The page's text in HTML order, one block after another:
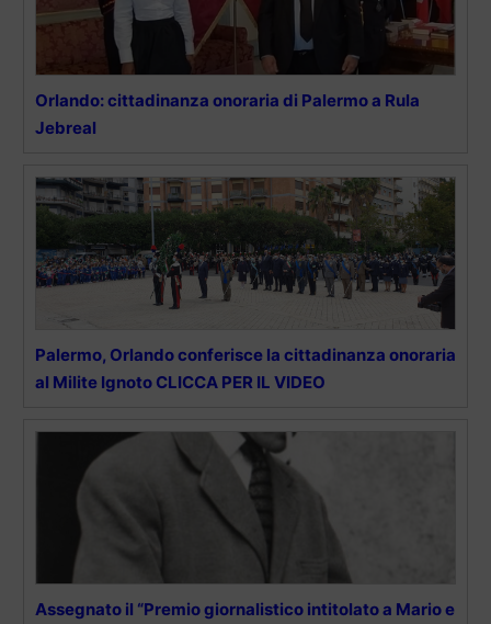
Orlando: cittadinanza onoraria di Palermo a Rula
Jebreal
Palermo, Orlando conferisce la cittadinanza onoraria
al Milite Ignoto CLICCA PER IL VIDEO
Assegnato il “Premio giornalistico intitolato a Mario e